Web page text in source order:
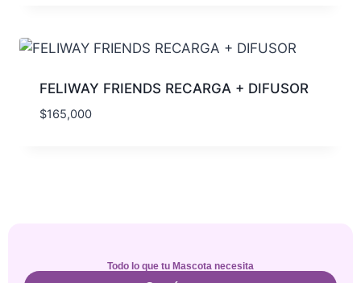
FELIWAY FRIENDS RECARGA + DIFUSOR
$165,000
Todo lo que tu Mascota necesita